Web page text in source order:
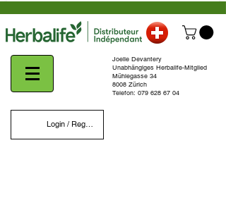
Login / Register
Joelle Devantery
Unabhängiges Herbalife-Mitglied
Mühlegasse 34
8008 Zürich
Telefon: 079 628 67 04